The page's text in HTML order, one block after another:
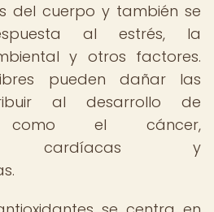
del cuerpo y también se
al estrés, la
y otros factores.
pueden dañar las
al desarrollo de
como el cáncer,
cardíacas y